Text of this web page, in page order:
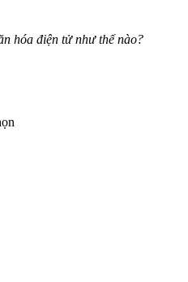
hóa điện tử như thế nào?